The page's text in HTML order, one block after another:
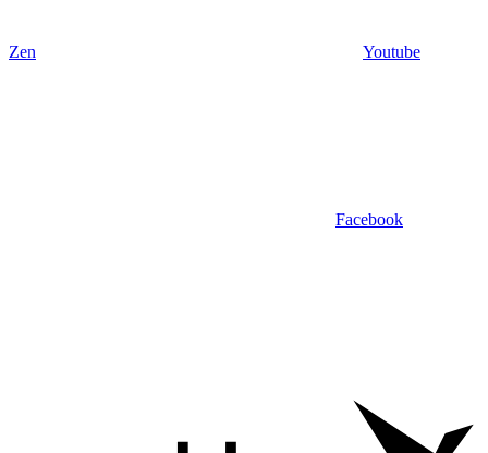
Zen Youtube
Facebook